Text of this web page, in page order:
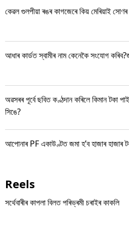
কেৱল গুলপীয়া ৰঙৰ কাগজেৰে কিয় মেৰিয়াই
আধাৰ কাৰ্ডত স্বামীৰ নাম কেনেকৈ সংযোগ
অৱসৰৰ পূৰ্বে ছবিত কণ্ঠদান কৰিলে কিমান টকা
সিঙে?
আপোনাৰ PF একাউণ্টত জমা হ’ব হাজাৰ হাজাৰ
Reels
সৰ্থেবাৰীৰ কাপলা বিলত পৰিভ্ৰমী চৰাইৰ কাকলি